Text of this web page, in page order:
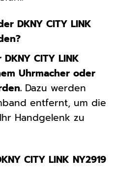
DKNY CITY LINK
CITY LINK
Uhrmacher oder
Dazu werden
entfernt, um die
Handgelenk zu
CITY LINK NY2919